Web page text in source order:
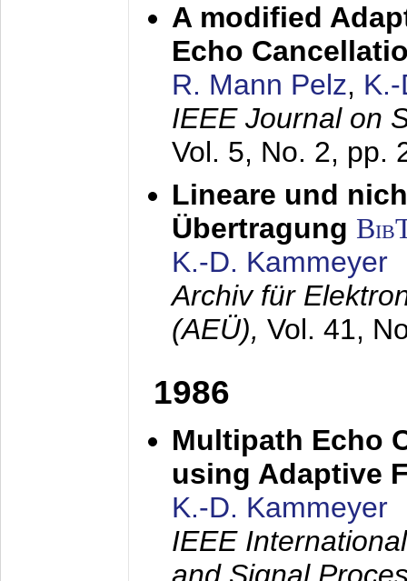
A modified
Echo
R. Mann Pelz,
IEEE Journal on
Vol. 5, No. 2, pp.
Lineare und
Übertragung
K.-D. Kammeyer
Archiv für
(AEÜ), Vol. 41,
1986
Multipath Echo
using Adaptive
K.-D. Kammeyer
IEEE